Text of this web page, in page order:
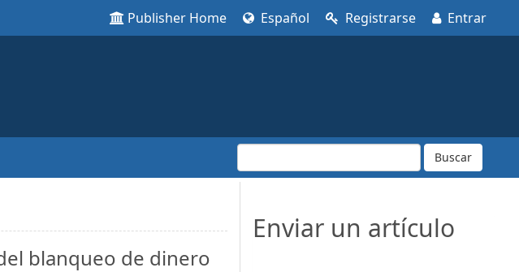
Publisher Home Español Registrarse Entrar
Buscar
blanqueo de dinero
Enviar un artículo